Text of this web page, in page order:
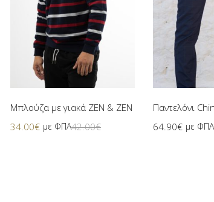
Επιλογή
Mπλούζα με γιακά ZEN & ZEN
42.00€
34.00€ με ΦΠΑ
Παντελόνι
64.90€ με ΦΠΑ